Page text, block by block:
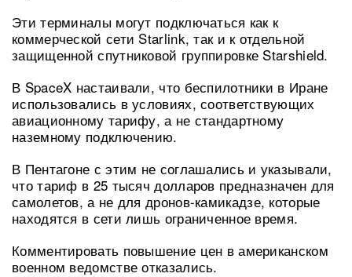
Эти терминалы могут подключаться как к
коммерческой сети Starlink, так и к отдельной
защищенной спутниковой группировке Starshield.
В SpaceX настаивали, что беспилотники в Иране
использовались в условиях, соответствующих
авиационному тарифу, а не стандартному
наземному подключению.
В Пентагоне с этим не соглашались и указывали,
что тариф в 25 тысяч долларов предназначен для
самолетов, а не для дронов-камикадзе, которые
находятся в сети лишь ограниченное время.
Комментировать повышение цен в американском
военном ведомстве отказались.